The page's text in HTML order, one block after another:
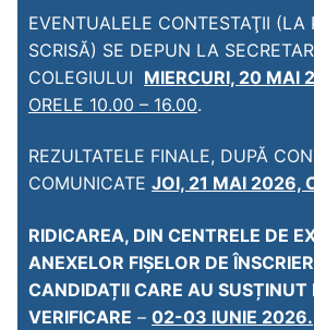
EVENTUALELE CONTESTAŢII (LA
SCRISĂ) SE DEPUN LA
COLEGIULUI MIERCURI, 20 MAI
ORELE 10.00 – 16.00.
REZULTATELE FINALE, DUPĂ
COMUNICATE JOI, 21 MAI 2026,
RIDICAREA, DIN CENTRELE DE
ANEXELOR FIȘELOR DE
CANDIDAȚII CARE AU SUSȚINUT
VERIFICARE – 02-03 IUNIE 2026.